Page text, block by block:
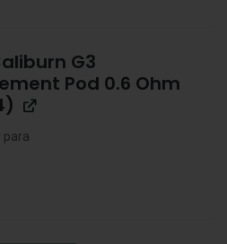
G3
Pod 0.6 Ohm
para